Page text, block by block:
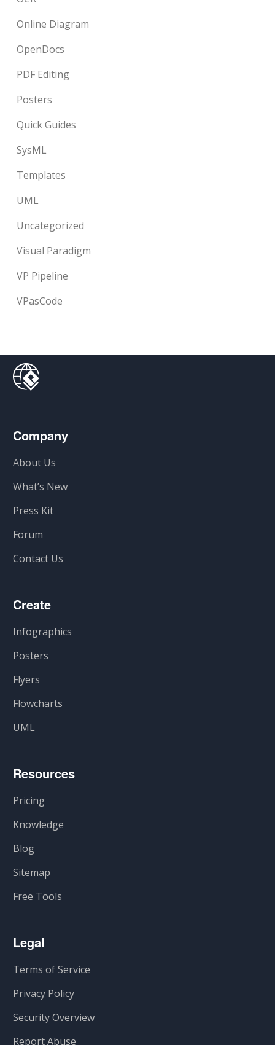
Online Diagram
OpenDocs
PDF Editing
Posters
Quick Guides
SysML
Templates
UML
Uncategorized
Visual Paradigm
VP Pipeline
VPasCode
Company
About Us
What’s New
Press Kit
Forum
Contact Us
Create
Infographics
Posters
Flyers
Flowcharts
UML
Resources
Pricing
Knowledge
Blog
Sitemap
Free Tools
Legal
Terms of Service
Privacy Policy
Security Overview
Report Abuse